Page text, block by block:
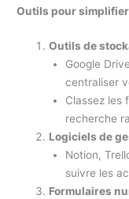
Outils pour
Outils de
Google
centraliser
Classez les
recherche
Logiciels de
Notion,
suivre les
Formulaires